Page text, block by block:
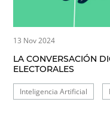
13 Nov 2024
LA CONVERSACIÓN
ELECTORALES
Inteligencia Artificial